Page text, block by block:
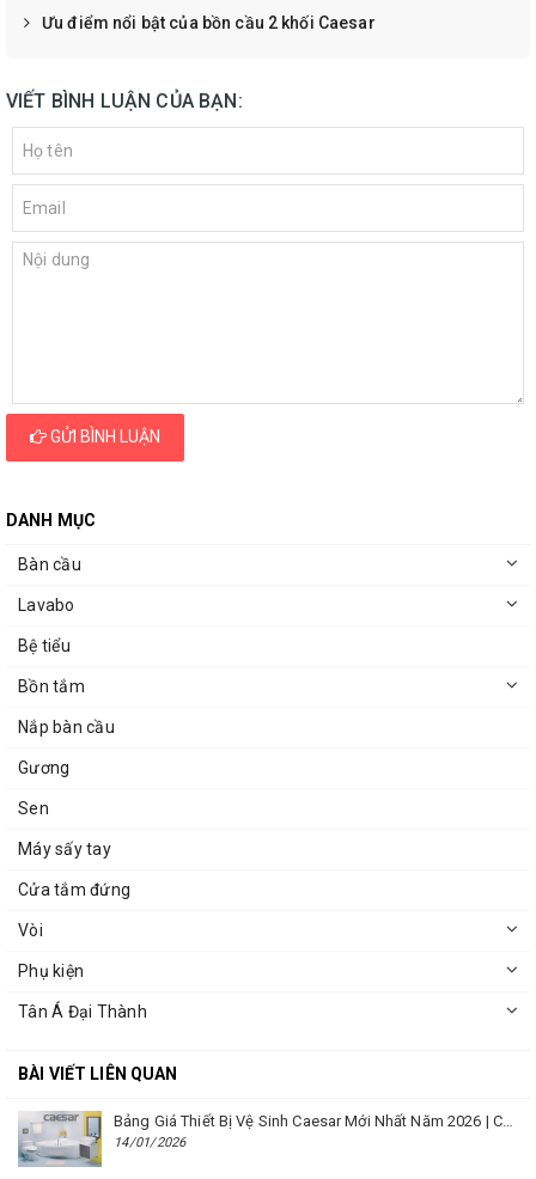
Ưu điểm nổi bật của bồn cầu 2 khối Caesar
VIẾT BÌNH LUẬN CỦA BẠN:
GỬI BÌNH LUẬN
DANH MỤC
Bàn cầu
Lavabo
Bệ tiểu
Bồn tắm
Nắp bàn cầu
Gương
Sen
Máy sấy tay
Cửa tắm đứng
Vòi
Phụ kiện
Tân Á Đại Thành
BÀI VIẾT LIÊN QUAN
14/01/2026